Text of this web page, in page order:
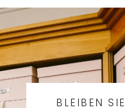
BLEIBEN